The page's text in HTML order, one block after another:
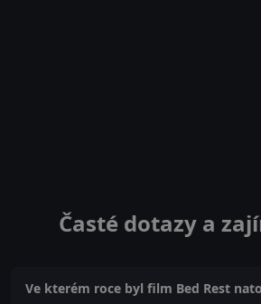
Časté dotazy a
Ve kterém roce byl film Bed Rest